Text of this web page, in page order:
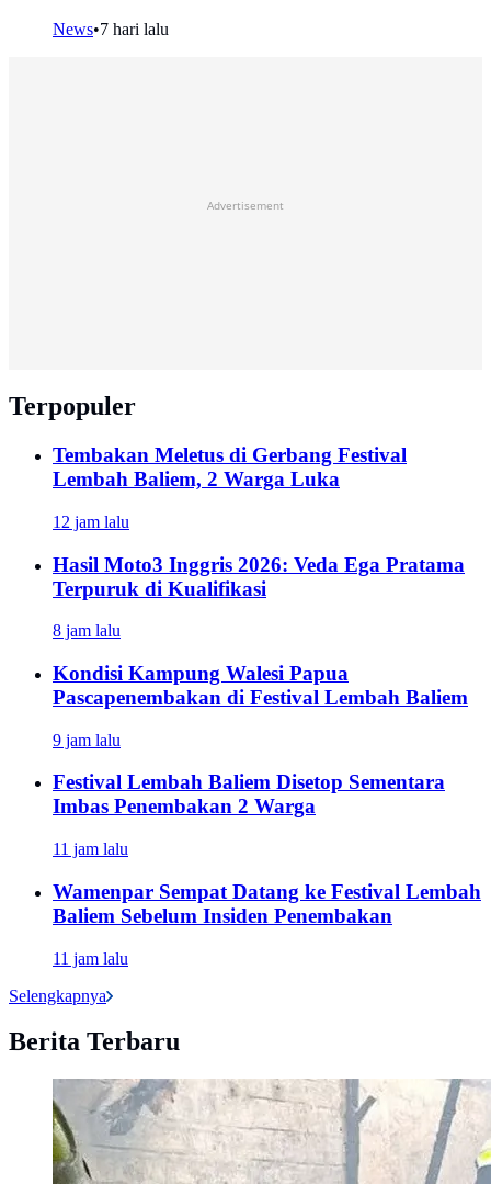
News•7 hari lalu
Advertisement
Terpopuler
Tembakan Meletus di Gerbang Festival
Lembah Baliem, 2 Warga Luka
12 jam lalu
Hasil Moto3 Inggris 2026: Veda Ega Pratama
Terpuruk di Kualifikasi
8 jam lalu
Kondisi Kampung Walesi Papua
Pascapenembakan di Festival Lembah Baliem
9 jam lalu
Festival Lembah Baliem Disetop Sementara
Imbas Penembakan 2 Warga
11 jam lalu
Wamenpar Sempat Datang ke Festival Lembah
Baliem Sebelum Insiden Penembakan
11 jam lalu
Selengkapnya
Berita Terbaru